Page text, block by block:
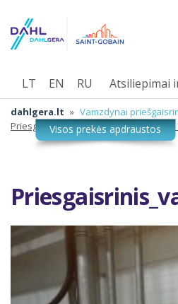
Atsiliepimai
LT EN RU
dahlgera.lt » Vamzdynai